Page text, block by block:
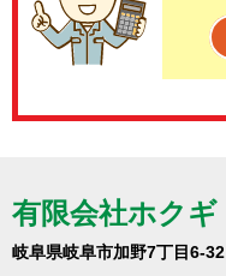
有限会社ホクギ
岐阜県岐阜市加野7丁目6-32